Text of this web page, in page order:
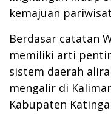
kemajuan
Berdasar catatan
memiliki arti
sistem daerah
mengalir di
Kabupaten